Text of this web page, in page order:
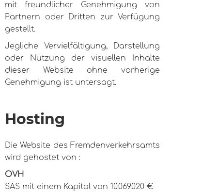
mit freundlicher Genehmigung von
Partnern oder Dritten zur Verfügung
gestellt.
Jegliche Vervielfältigung, Darstellung
oder Nutzung der visuellen Inhalte
dieser Website ohne vorherige
Genehmigung ist untersagt.
Hosting
Die Website des Fremdenverkehrsamts
wird gehostet von :
OVH
SAS mit einem Kapital von 10.069.020 €